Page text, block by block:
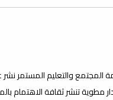
والتعليم المستمر نشر
مطوية تنشر ثقافة الاهتمام